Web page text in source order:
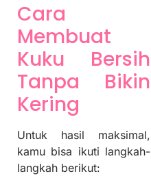
Cara
Membuat
Kuku Bersih
Tanpa Bikin
Kering
Untuk hasil maksimal,
kamu bisa ikuti langkah-
langkah berikut: